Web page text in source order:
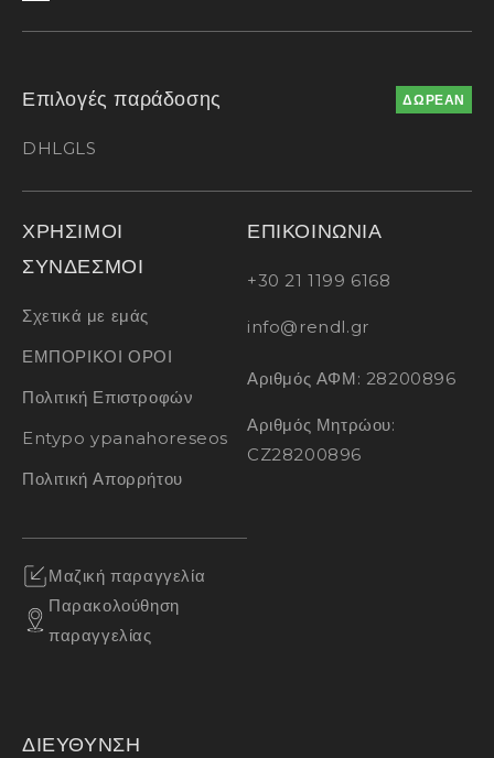
Επιλογές παράδοσης ΔΩΡΕΑΝ
DHLGLS
ΧΡΗΣΙΜΟΙ
ΣΥΝΔΕΣΜΟΙ
Σχετικά με εμάς
ΕΜΠΟΡΙΚΟΙ ΟΡΟΙ
Πολιτική Επιστροφών
Entypo ypanahoreseos
Πολιτική Απορρήτου
Μαζική παραγγελία
Παρακολούθηση
παραγγελίας
ΕΠΙΚΟΙΝΩΝΙΑ
+30 21 1199 6168
info@rendl.gr
Αριθμός ΑΦΜ: 28200896
Αριθμός Μητρώου:
CZ28200896
ΔΙΕΥΘΥΝΣΗ